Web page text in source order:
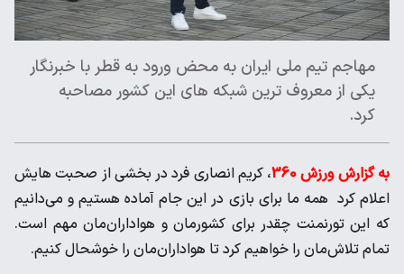
مهاجم تیم ملی ایران به محض ورود به قطر با خبرنگار
یکی از معروف ترین شبکه های این کشور مصاحبه
کرد.
به گزارش ورزش 360
، کریم انصاری فرد در بخشی از صحبت هایش
اعلام کرد همه ما برای بازی در این جام آماده هستیم و می‌دانیم
که این تورنمنت چقدر برای کشورمان و هواداران‌مان مهم است.
تمام تلاش‌مان را خواهیم کرد تا هواداران‌مان را خوشحال کنیم.